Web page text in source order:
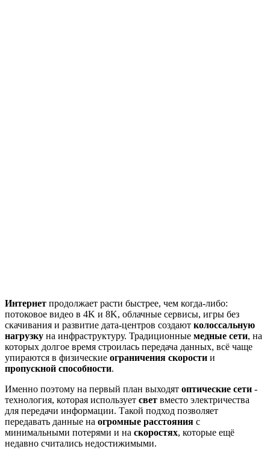
Интернет продолжает расти быстрее, чем когда-либо:
потоковое видео в 4K и 8K, облачные сервисы, игры без
скачивания и развитие дата-центров создают колоссальную
нагрузку на инфраструктуру. Традиционные медные сети, на
которых долгое время строилась передача данных, всё чаще
упираются в физические ограничения скорости и
пропускной способности.
Именно поэтому на первый план выходят оптические сети -
технология, которая использует свет вместо электричества
для передачи информации. Такой подход позволяет
передавать данные на огромные расстояния с
минимальными потерями и на скоростях, которые ещё
недавно считались недостижимыми.